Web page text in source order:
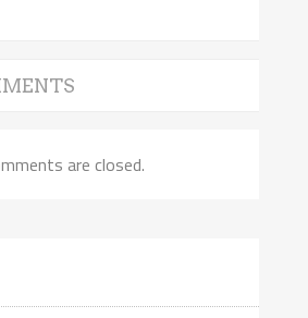
are closed.